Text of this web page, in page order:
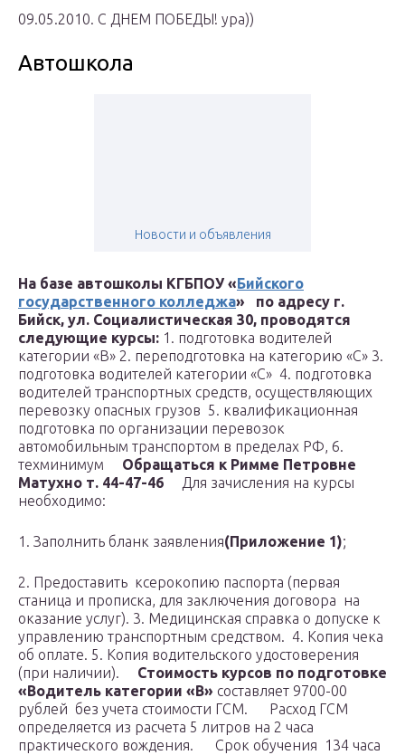
09.05.2010. С ДНЕМ ПОБЕДЫ! ура))
Автошкола
Новости и объявления
На базе автошколы КГБПОУ «Бийского
государственного колледжа» по адресу г.
Бийск, ул. Социалистическая 30, проводятся
следующие курсы: 1. подготовка водителей
категории «В» 2. переподготовка на категорию «С» 3.
подготовка водителей категории «С» 4. подготовка
водителей транспортных средств, осуществляющих
перевозку опасных грузов 5. квалификационная
подготовка по организации перевозок
автомобильным транспортом в пределах РФ, 6.
техминимум
Обращаться к Римме Петровне
Матухно т. 44-47-46 Для зачисления на курсы
необходимо:
1. Заполнить бланк заявления(Приложение 1);
2. Предоставить ксерокопию паспорта (первая
станица и прописка, для заключения договора на
оказание услуг). 3. Медицинская справка о допуске к
управлению транспортным средством. 4. Копия чека
об оплате. 5. Копия водительского удостоверения
(при наличии).
Стоимость курсов по подготовке
«Водитель категории «В» составляет 9700-00
рублей без учета стоимости ГСМ.
Расход ГСМ
определяется из расчета 5 литров на 2 часа
практического вождения.
Срок обучения 134 часа